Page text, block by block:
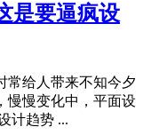
是要逼疯设
常给人带来不知今夕
慢慢变化中，平面设
计趋势 ...